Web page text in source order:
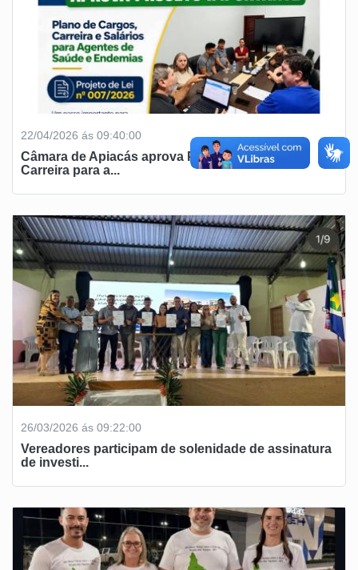
22/04/2026 ás 09:40:00
Câmara de Apiacás aprova Plano de Cargos e
Carreira para a...
26/03/2026 ás 09:22:00
Vereadores participam de solenidade de assinatura
de investi...